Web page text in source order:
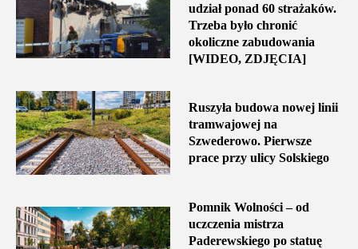
udział ponad 60 strażaków.
Trzeba było chronić
okoliczne zabudowania
[WIDEO, ZDJĘCIA]
Ruszyła budowa nowej linii
tramwajowej na
Szwederowo. Pierwsze
prace przy ulicy Solskiego
Pomnik Wolności – od
uczczenia mistrza
Paderewskiego po statuę